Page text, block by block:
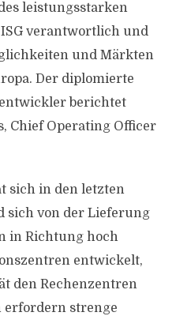
leistungsstarken
verantwortlich und
und Märkten
Der diplomierte
berichtet
Chief Operating Officer
sich in den letzten
sich von der Lieferung
in Richtung hoch
entwickelt,
den Rechenzentren
erfordern strenge